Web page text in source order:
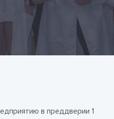
в преддверии 1